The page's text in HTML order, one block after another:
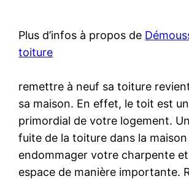
Plus d’infos à propos de
toiture
remettre à neuf sa toiture
sa maison. En effet, le toit est
primordial de votre logement.
fuite de la toiture dans la
endommager votre charpente
espace de manière importante.